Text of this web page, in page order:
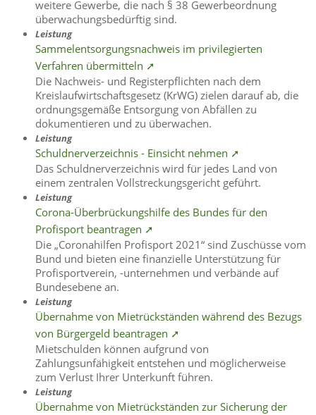
weitere Gewerbe, die nach § 38 Gewerbeordnung
überwachungsbedürftig sind.
Leistung
Sammelentsorgungsnachweis im privilegierten
Verfahren übermitteln ➚
Die Nachweis- und Registerpflichten nach dem
Kreislaufwirtschaftsgesetz (KrWG) zielen darauf ab, die
ordnungsgemäße Entsorgung von Abfällen zu
dokumentieren und zu überwachen.
Leistung
Schuldnerverzeichnis - Einsicht nehmen ➚
Das Schuldnerverzeichnis wird für jedes Land von
einem zentralen Vollstreckungsgericht geführt.
Leistung
Corona-Überbrückungshilfe des Bundes für den
Profisport beantragen ➚
Die „Coronahilfen Profisport 2021“ sind Zuschüsse vom
Bund und bieten eine finanzielle Unterstützung für
Profisportverein, -unternehmen und verbände auf
Bundesebene an.
Leistung
Übernahme von Mietrückständen während des Bezugs
von Bürgergeld beantragen ➚
Mietschulden können aufgrund von
Zahlungsunfähigkeit entstehen und möglicherweise
zum Verlust Ihrer Unterkunft führen.
Leistung
Übernahme von Mietrückständen zur Sicherung der